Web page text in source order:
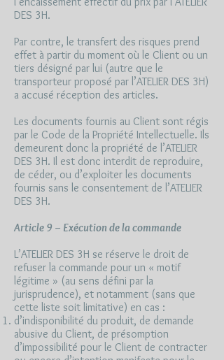
DES 3H.
Par contre, le transfert des risques prend
effet à partir du moment où le Client ou un
tiers désigné par lui (autre que le
transporteur proposé par l’ATELIER DES 3H)
a accusé réception des articles.
Les documents fournis au Client sont régis
par le Code de la Propriété Intellectuelle. Ils
demeurent donc la propriété de l’ATELIER
DES 3H. Il est donc interdit de reproduire,
de céder, ou d’exploiter les documents
fournis sans le consentement de l’ATELIER
DES 3H.
Article 9 – Exécution de la commande
L’ATELIER DES 3H se réserve le droit de
refuser la commande pour un « motif
légitime » (au sens défini par la
jurisprudence), et notamment (sans que
cette liste soit limitative) en cas :
d’indisponibilité du produit, de demande
abusive du Client, de présomption
d’impossibilité pour le Client de contracter